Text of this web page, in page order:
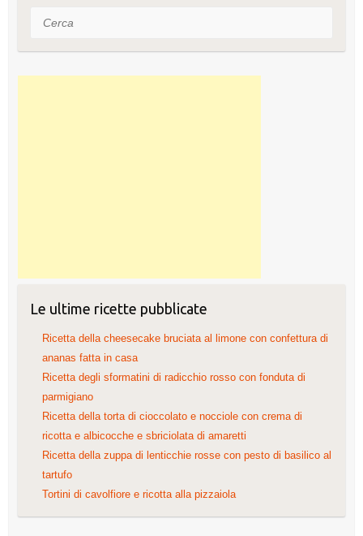
i
d
Cerca
Le ultime ricette pubblicate
Ricetta della cheesecake bruciata al limone con confettura di
ananas fatta in casa
Ricetta degli sformatini di radicchio rosso con fonduta di
parmigiano
Ricetta della torta di cioccolato e nocciole con crema di
ricotta e albicocche e sbriciolata di amaretti
Ricetta della zuppa di lenticchie rosse con pesto di basilico al
tartufo
Tortini di cavolfiore e ricotta alla pizzaiola